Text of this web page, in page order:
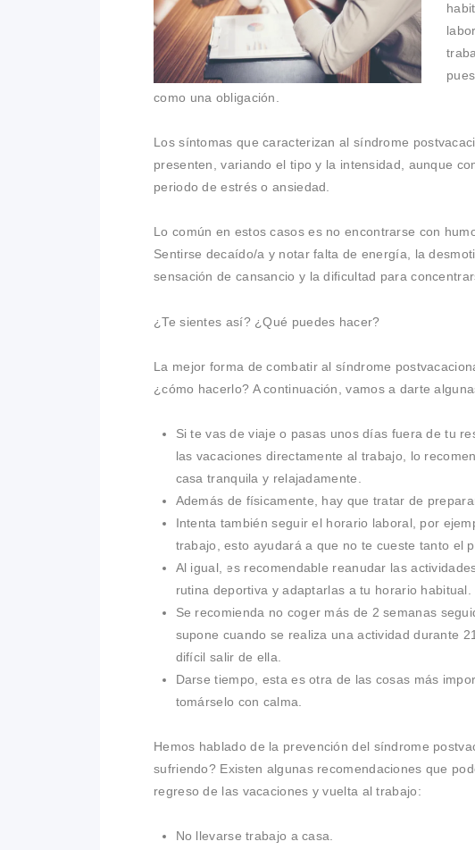
como una obligación.
Los síntomas que caracterizan al síndrome
presenten, variando el tipo y la intensidad, aunque
periodo de estrés o ansiedad.
Lo común en estos casos es no encontrarse con
Sentirse decaído/a y notar falta de energía, la
sensación de cansancio y la dificultad para
¿Te sientes así? ¿Qué puedes hacer?
La mejor forma de combatir al síndrome
¿cómo hacerlo? A continuación, vamos a darte
Si te vas de viaje o pasas unos días fuera de tu
las vacaciones directamente al trabajo, lo
casa tranquila y relajadamente.
Además de físicamente, hay que tratar de
Intenta también seguir el horario laboral, por
trabajo, esto ayudará a que no te cueste tanto el
Al igual, es recomendable reanudar las
rutina deportiva y adaptarlas a tu horario habitual.
Se recomienda no coger más de 2 semanas
supone cuando se realiza una actividad durante
difícil salir de ella.
Darse tiempo, esta es otra de las cosas más
tomárselo con calma.
Hemos hablado de la prevención del síndrome
sufriendo? Existen algunas recomendaciones que
regreso de las vacaciones y vuelta al trabajo:
No llevarse trabajo a casa.